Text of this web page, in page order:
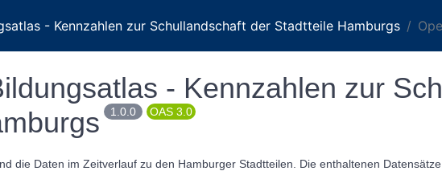
- Kennzahlen zur Schullandschaft der Stadtteile Hamburgs
- Kennzahlen zur
1.0.0 OAS 3.0
die Daten im Zeitverlauf zu den Hamburger Stadtteilen. Die enthaltenen